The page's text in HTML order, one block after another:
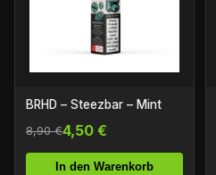
BRHD – Steezbar – Mint
8,90 €4,50 €
In den Warenkorb